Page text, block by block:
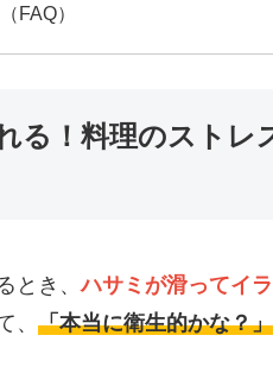
FAQ）
る！料理のスト
とき、ハサミが滑ってイ
、 「本当に衛生的かな？」